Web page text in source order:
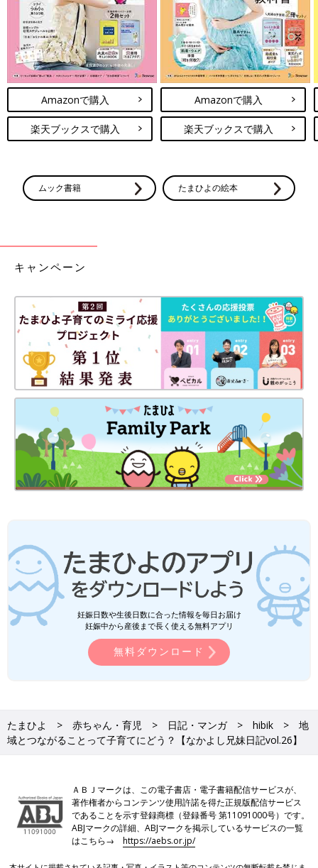
Amazonで購入
楽天ブックスで購入
Amazonで購入
楽天ブックスで購入
ムック書籍 たまひよの絵本
キャンペーン
妊娠日数や生後日数に合った情報を毎日お届け
妊娠中から産後まで長く使える無料アプリ
無料ダウンロード
たまひよ 赤ちゃん・育児 日記・マンガ hibik
地
域とつながることって子育てにどう？【なかよし兄妹日記vol.26】
ＡＢＪマークは、この電子書店・電子書籍配信サービスが、
著作権者からコンテンツ使用許諾を得た正規版配信サービス
であることを示す登録商標（登録番号 第11091000号）です。
ABJマークの詳細、ABJマークを掲示しているサービスの一覧
はこちら→https://aebs.or.jp/